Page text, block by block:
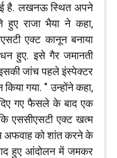
है. लखनऊ स्थित अपने
राजा भैया ने कहा,
एक्ट कानून बनाया
हुए. इसे गैर जमानती
इसकी जांच पहले इंस्पेक्टर
गया. " उन्होंने कहा,
दिए गए फैसले के बाद एक
एससीएसटी एक्ट खत्म
अफवाह को शांत करने के
हुए आंदोलन में जमकर